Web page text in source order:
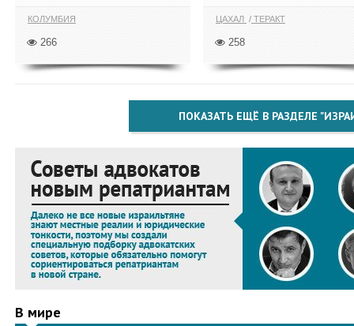
КОЛУМБИЯ
266
ЦАХАЛ ТЕРАКТ
258
ПОКАЗАТЬ ЕЩЁ В РАЗДЕЛЕ
В мире